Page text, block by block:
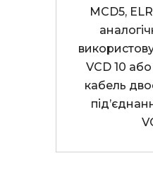
MCD5,
VCD 10
кабель